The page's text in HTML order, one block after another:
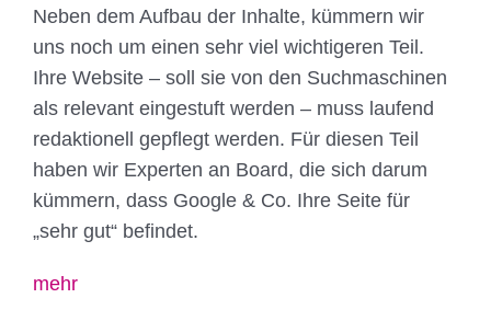
Neben dem Aufbau der Inhalte, kümmern wir
uns noch um einen sehr viel wichtigeren Teil.
Ihre Website – soll sie von den Suchmaschinen
als relevant eingestuft werden – muss laufend
redaktionell gepflegt werden. Für diesen Teil
haben wir Experten an Board, die sich darum
kümmern, dass Google & Co. Ihre Seite für
„sehr gut“ befindet.
mehr